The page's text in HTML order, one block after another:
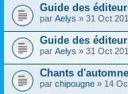
Guide des
par Aelys » 31 Oct
Guide des
par Aelys » 31 Oct
Chants
par chipougne » 14